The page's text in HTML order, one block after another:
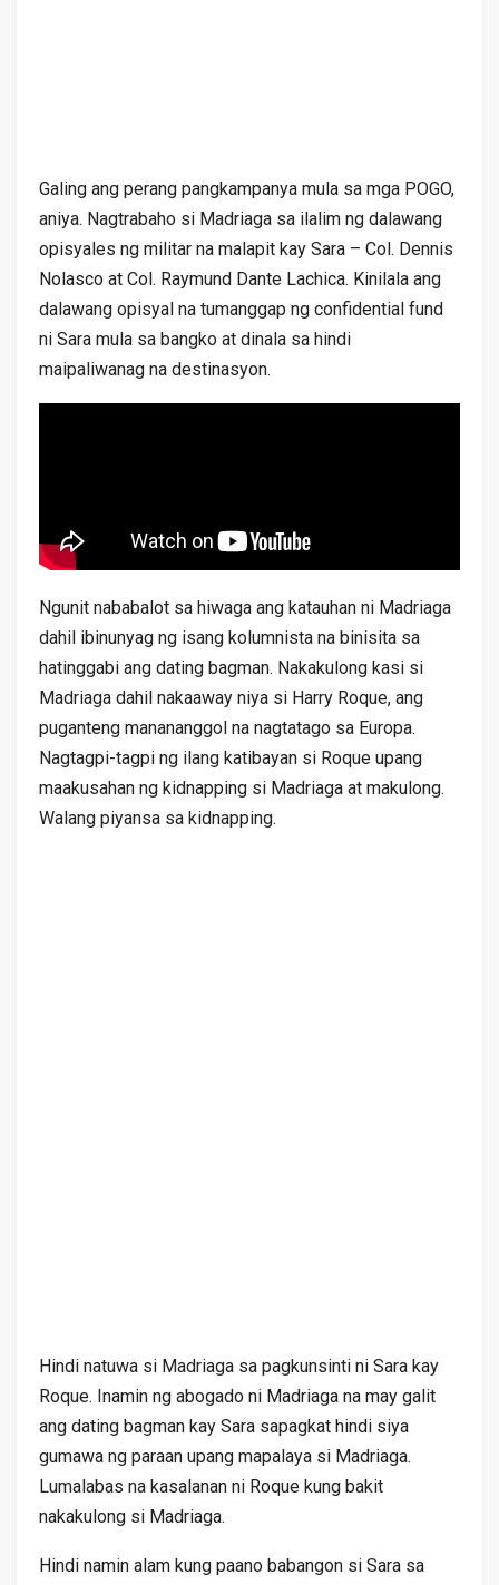
Galing ang perang pangkampanya mula sa mga POGO,
aniya. Nagtrabaho si Madriaga sa ilalim ng dalawang
opisyales ng militar na malapit kay Sara – Col. Dennis
Nolasco at Col. Raymund Dante Lachica. Kinilala ang
dalawang opisyal na tumanggap ng confidential fund
ni Sara mula sa bangko at dinala sa hindi
maipaliwanag na destinasyon.
Ngunit nababalot sa hiwaga ang katauhan ni Madriaga
dahil ibinunyag ng isang kolumnista na binisita sa
hatinggabi ang dating bagman. Nakakulong kasi si
Madriaga dahil nakaaway niya si Harry Roque, ang
puganteng manananggol na nagtatago sa Europa.
Nagtagpi-tagpi ng ilang katibayan si Roque upang
maakusahan ng kidnapping si Madriaga at makulong.
Walang piyansa sa kidnapping.
Hindi natuwa si Madriaga sa pagkunsinti ni Sara kay
Roque. Inamin ng abogado ni Madriaga na may galit
ang dating bagman kay Sara sapagkat hindi siya
gumawa ng paraan upang mapalaya si Madriaga.
Lumalabas na kasalanan ni Roque kung bakit
nakakulong si Madriaga.
Hindi namin alam kung paano babangon si Sara sa